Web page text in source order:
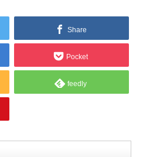
Share
Pocket
feedly